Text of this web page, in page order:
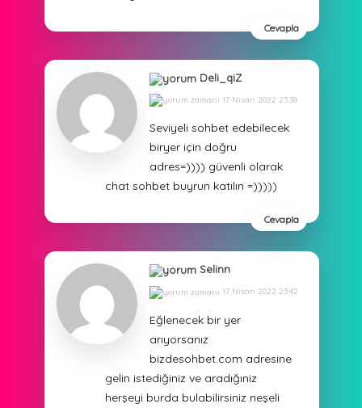
Cevapla
Deli_qiZ
17 Nisan 2022 23:38
Seviyeli sohbet edebilecek
biryer için doğru
adres=)))) güvenli olarak
chat sohbet buyrun katılın =)))))
Cevapla
Selinn
17 Nisan 2022 23:42
Eğlenecek bir yer
arıyorsanız
bizdesohbet.com adresine
gelin istediğiniz ve aradığıniz
herşeyi burda bulabilirsiniz neşeli